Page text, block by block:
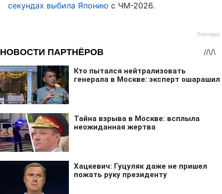
секундах выбила Японию с ЧМ-2026.